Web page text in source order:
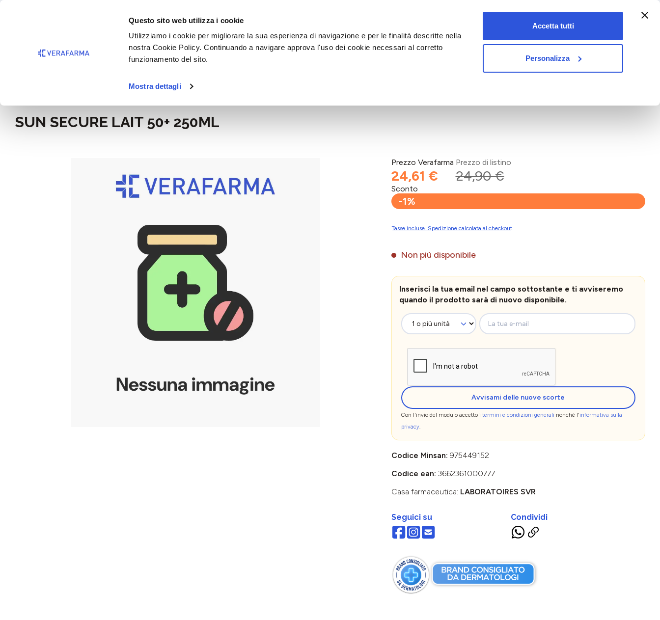
Questo sito web utilizza i cookie
Utilizziamo i cookie per migliorare la sua esperienza di navigazione e per le finalità descritte nella
nostra Cookie Policy. Continuando a navigare approva l'uso dei cookie necessari al corretto
funzionamento del sito.
Mostra dettagli
Accetta tutti
Personalizza
Passa alla navigazione principale
vet&pet
SUN SECURE LAIT 50+ 250ML
Prezzo Verafarma
24,61 €
Prezzo di listino
24,90 €
Sconto
-1%
Tasse incluse. Spedizione calcolata al checkout
Non più disponibile
Inserisci la tua email nel campo sottostante e ti avviseremo
quando il prodotto sarà di nuovo disponibile.
La tua e-mail
Avvisami delle nuove scorte
Con l'invio del modulo accetto i termini e condizioni generali nonché l'informativa sulla
privacy.
Codice Minsan: 975449152
Codice ean: 3662361000777
Casa farmaceutica: LABORATOIRES SVR
Seguici su Condividi